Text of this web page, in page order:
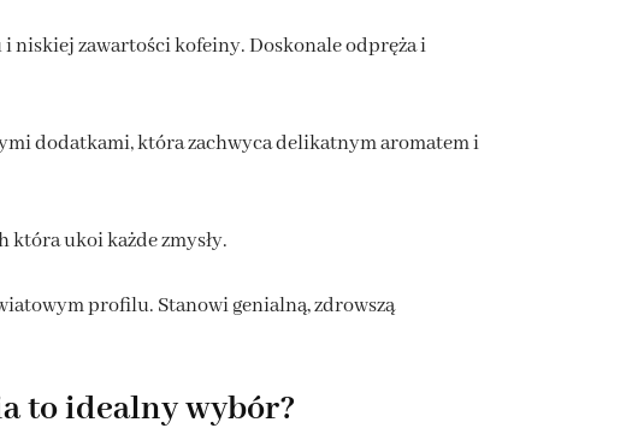
i niskiej zawartości kofeiny. Doskonale odpręża i
dodatkami, która zachwyca delikatnym aromatem i
która ukoi każde zmysły.
profilu. Stanowi genialną, zdrowszą
to idealny wybór?